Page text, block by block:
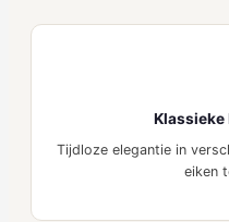
Klassieke
Tijdloze elegantie in
eiken